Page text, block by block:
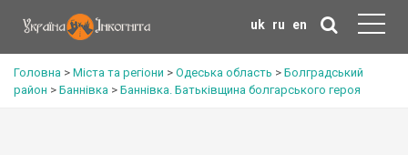
uk ru en
Головна > Міста та регіони > Одеська область > Болградський
район > Баннівка > Баннівка. Батьківщина болгарського героя